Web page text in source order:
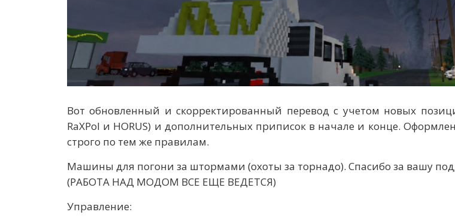
Вот обновленный и скорректированный перевод с учетом новых
RaXPol и HORUS) и дополнительных приписок в начале и конце.
строго по тем же правилам.
Машины для погони за штормами (охоты за торнадо). Спасибо за вашу
(РАБОТА НАД МОДОМ ВСЕ ЕЩЕ ВЕДЕТСЯ)
Управление: